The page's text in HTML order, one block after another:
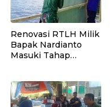
Renovasi RTLH Milik
Bapak Nardianto
Masuki Tahap